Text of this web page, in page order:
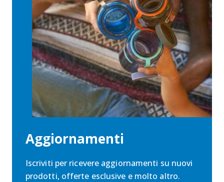
Aggiornamenti
Iscriviti per ricevere aggiornamenti su nuovi
prodotti, offerte esclusive e molto altro.